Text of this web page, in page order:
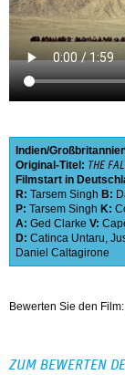
Indien
Original-Titel: THE
Filmstart in
R: Tarsem Singh B:
P: Tarsem Singh K:
A: Ged Clarke V:
D: Catinca Untaru,
Daniel Caltagirone
Bewerten Sie den Film:
ZUM BEWERTEN